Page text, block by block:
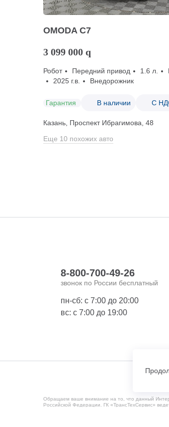
OMODA C7
3 099 000 q
Робот Передний привод 1.6 л.
2025 г.в.
Внедорожник
Гарантия В наличии С
Казань, Проспект Ибрагимова, 48
Еще 10 похожих авто
8-800-700-49-26
звонок по России бесплатный
пн-сб: с 7:00 до 20:00
вс: с 7:00 до 19:00
Обращаем ваше внимание на то, что данный
Российской Федерации. ГК «ТрансТехСервис»